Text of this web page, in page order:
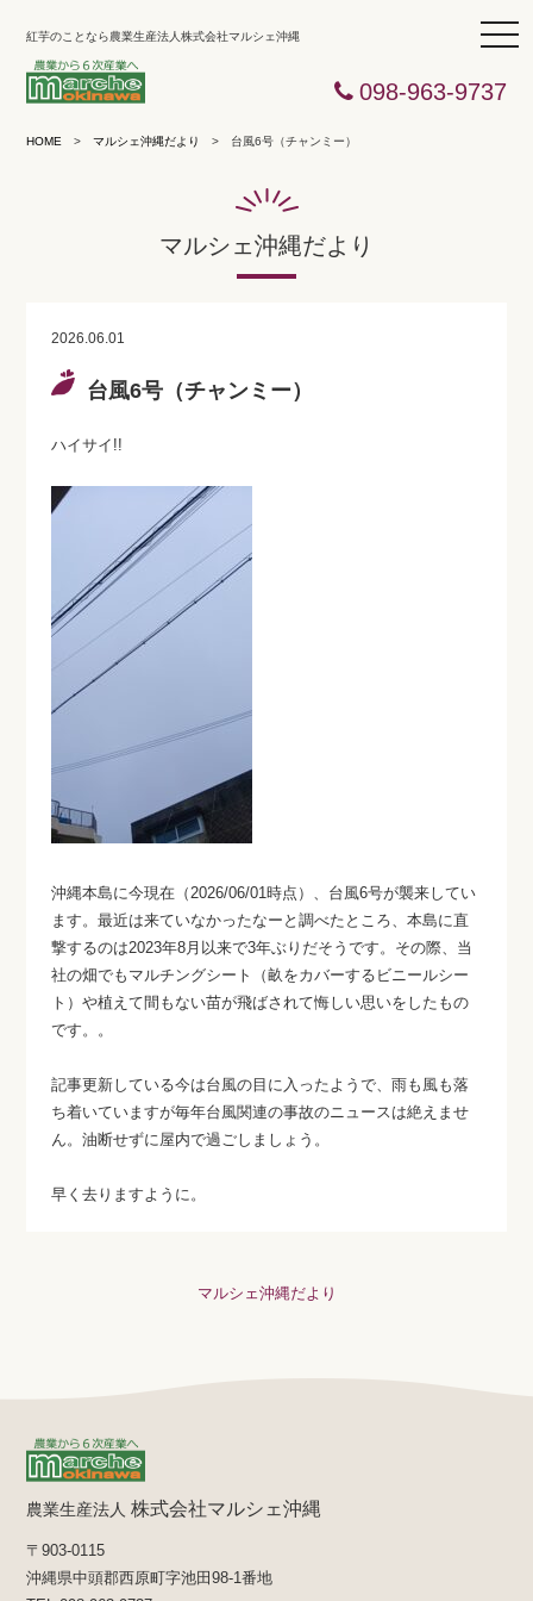
紅芋のことなら農業生産法人株式会社マルシェ沖縄
098-963-9737
HOME > マルシェ沖縄だより > 台風6号（チャンミー）
マルシェ沖縄だより
2026.06.01
台風6号（チャンミー）
ハイサイ!!
沖縄本島に今現在（2026/06/01時点）、台風6号が襲来してい
ます。最近は来ていなかったなーと調べたところ、本島に直
撃するのは2023年8月以来で3年ぶりだそうです。その際、当
社の畑でもマルチングシート（畝をカバーするビニールシー
ト）や植えて間もない苗が飛ばされて悔しい思いをしたもの
です。。
記事更新している今は台風の目に入ったようで、雨も風も落
ち着いていますが毎年台風関連の事故のニュースは絶えませ
ん。油断せずに屋内で過ごしましょう。
早く去りますように。
マルシェ沖縄だより
農業生産法人株式会社マルシェ沖縄
〒903-0115
沖縄県中頭郡西原町字池田98-1番地